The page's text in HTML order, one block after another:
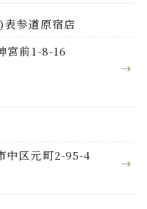
参道原宿店
宮前1-8-16
中区元町2-95-4